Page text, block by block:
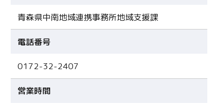
青森県中南地域連携事務所地域支援課
電話番号
0172-32-2407
営業時間